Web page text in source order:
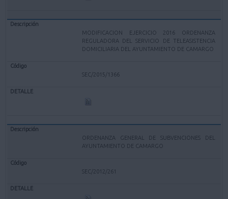
MODIFICACION EJERCICIO 2016 ORDENANZA
REGULADORA DEL SERVICIO DE TELEASISTENCIA
DOMICILIARIA DEL AYUNTAMIENTO DE CAMARGO
SEC/2015/1366
ORDENANZA GENERAL DE SUBVENCIONES DEL
AYUNTAMIENTO DE CAMARGO
SEC/2012/261